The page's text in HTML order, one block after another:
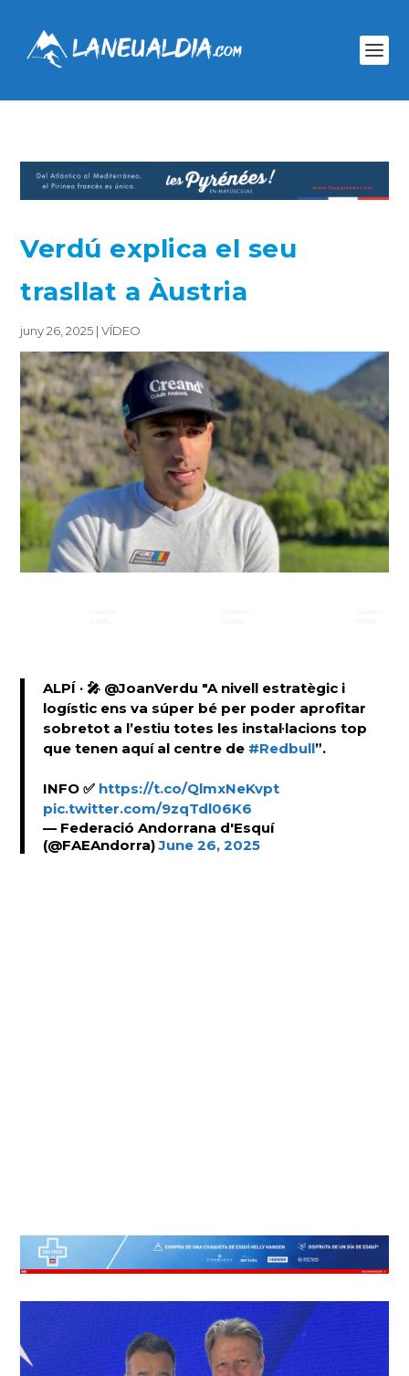
Verdú explica el seu
trasllat a Àustria
juny 26, 2025 |VÍDEO
ALPÍ · 🎤 @JoanVerdu "A nivell estratègic i
logístic ens va súper bé per poder aprofitar
sobretot a l’estiu totes les instal·lacions top
que tenen aquí al centre de #Redbull”.
INFO ✅ https://t.co/QlmxNeKvpt
pic.twitter.com/9zqTdl06K6
— Federació Andorrana d'Esquí
(@FAEAndorra)June 26, 2025